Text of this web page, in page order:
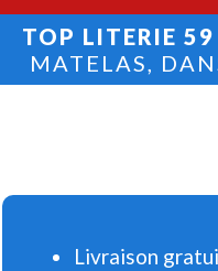
TOP LITERIE 59
MATELAS,
Livraison